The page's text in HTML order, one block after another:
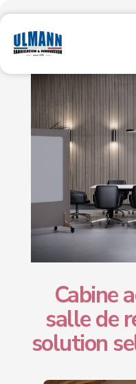
25 Juin 2026
Cabine
salle de
solution